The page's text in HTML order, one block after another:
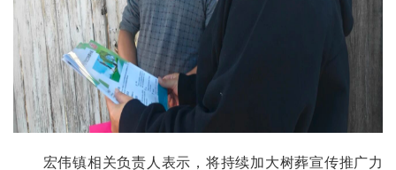
宏伟镇相关负责人表示，将持续加大树葬宣传推广力